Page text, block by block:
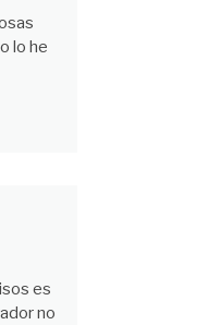
lo he
es
no